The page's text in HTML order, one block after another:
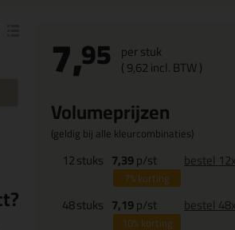
7,95 per stuk
(9,62incl. BTW )
Volumeprijzen
(geldig bij alle kleurcombinaties)
12stuks 7,39p/st
7%korting
bestel
48stuks 7,19p/st
10%korting
bestel